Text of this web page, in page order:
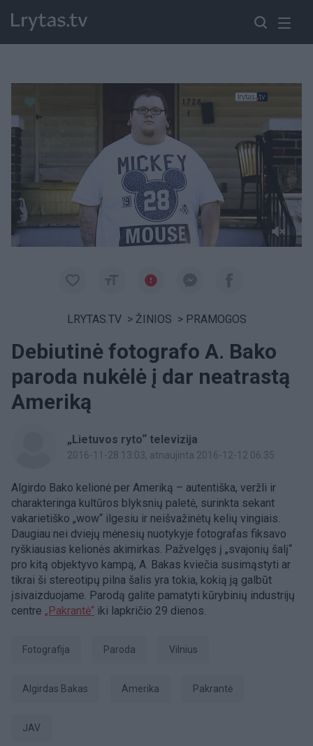
LRYTAS.TV > ŽINIOS > PRAMOGOS
Debiutinė fotografo A. Bako
paroda nukėlė į dar neatrastą
Ameriką
„Lietuvos ryto“ televizija
2016-11-28 13:03, atnaujinta 2016-12-12 06:35
Algirdo Bako kelionė per Ameriką – autentiška, veržli ir
charakteringa kultūros blyksnių paletė, surinkta sekant
vakarietiško „wow“ ilgesiu ir neišvažinėtų kelių vingiais.
Daugiau nei dviejų mėnesių nuotykyje fotografas fiksavo
ryškiausias kelionės akimirkas. Pažvelgęs į „svajonių šalį“
pro kitą objektyvo kampą, A. Bakas kviečia susimąstyti ar
tikrai ši stereotipų pilna šalis yra tokia, kokią ją galbūt
įsivaizduojame. Parodą galite pamatyti kūrybinių industrijų
centre „Pakrantė“ iki lapkričio 29 dienos.
Fotografija Paroda Vilnius
Algirdas Bakas Amerika pakrantė
JAV